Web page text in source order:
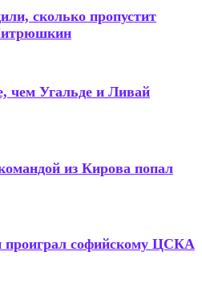
сколько пропустит
чем Угальде и Ливай
из Кирова попал
проиграл софийскому ЦСКА